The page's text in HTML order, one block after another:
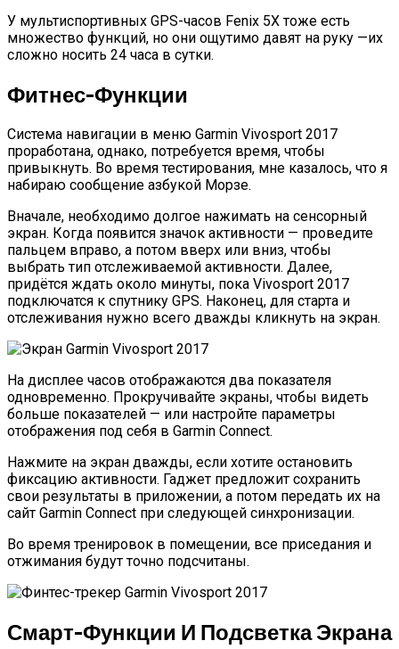
У мультиспортивных GPS-часов Fenix 5X тоже есть
множество функций, но они ощутимо давят на руку —их
сложно носить 24 часа в сутки.
Фитнес-Функции
Система навигации в меню Garmin Vivosport 2017
проработана, однако, потребуется время, чтобы
привыкнуть. Во время тестирования, мне казалось, что я
набираю сообщение азбукой Морзе.
Вначале, необходимо долгое нажимать на сенсорный
экран. Когда появится значок активности — проведите
пальцем вправо, а потом вверх или вниз, чтобы
выбрать тип отслеживаемой активности. Далее,
придётся ждать около минуты, пока Vivosport 2017
подключатся к спутнику GPS. Наконец, для старта и
отслеживания нужно всего дважды кликнуть на экран.
На дисплее часов отображаются два показателя
одновременно. Прокручивайте экраны, чтобы видеть
больше показателей — или настройте параметры
отображения под себя в Garmin Connect.
Нажмите на экран дважды, если хотите остановить
фиксацию активности. Гаджет предложит сохранить
свои результаты в приложении, а потом передать их на
сайт Garmin Connect при следующей синхронизации.
Во время тренировок в помещении, все приседания и
отжимания будут точно подсчитаны.
Смарт-Функции И Подсветка Экрана